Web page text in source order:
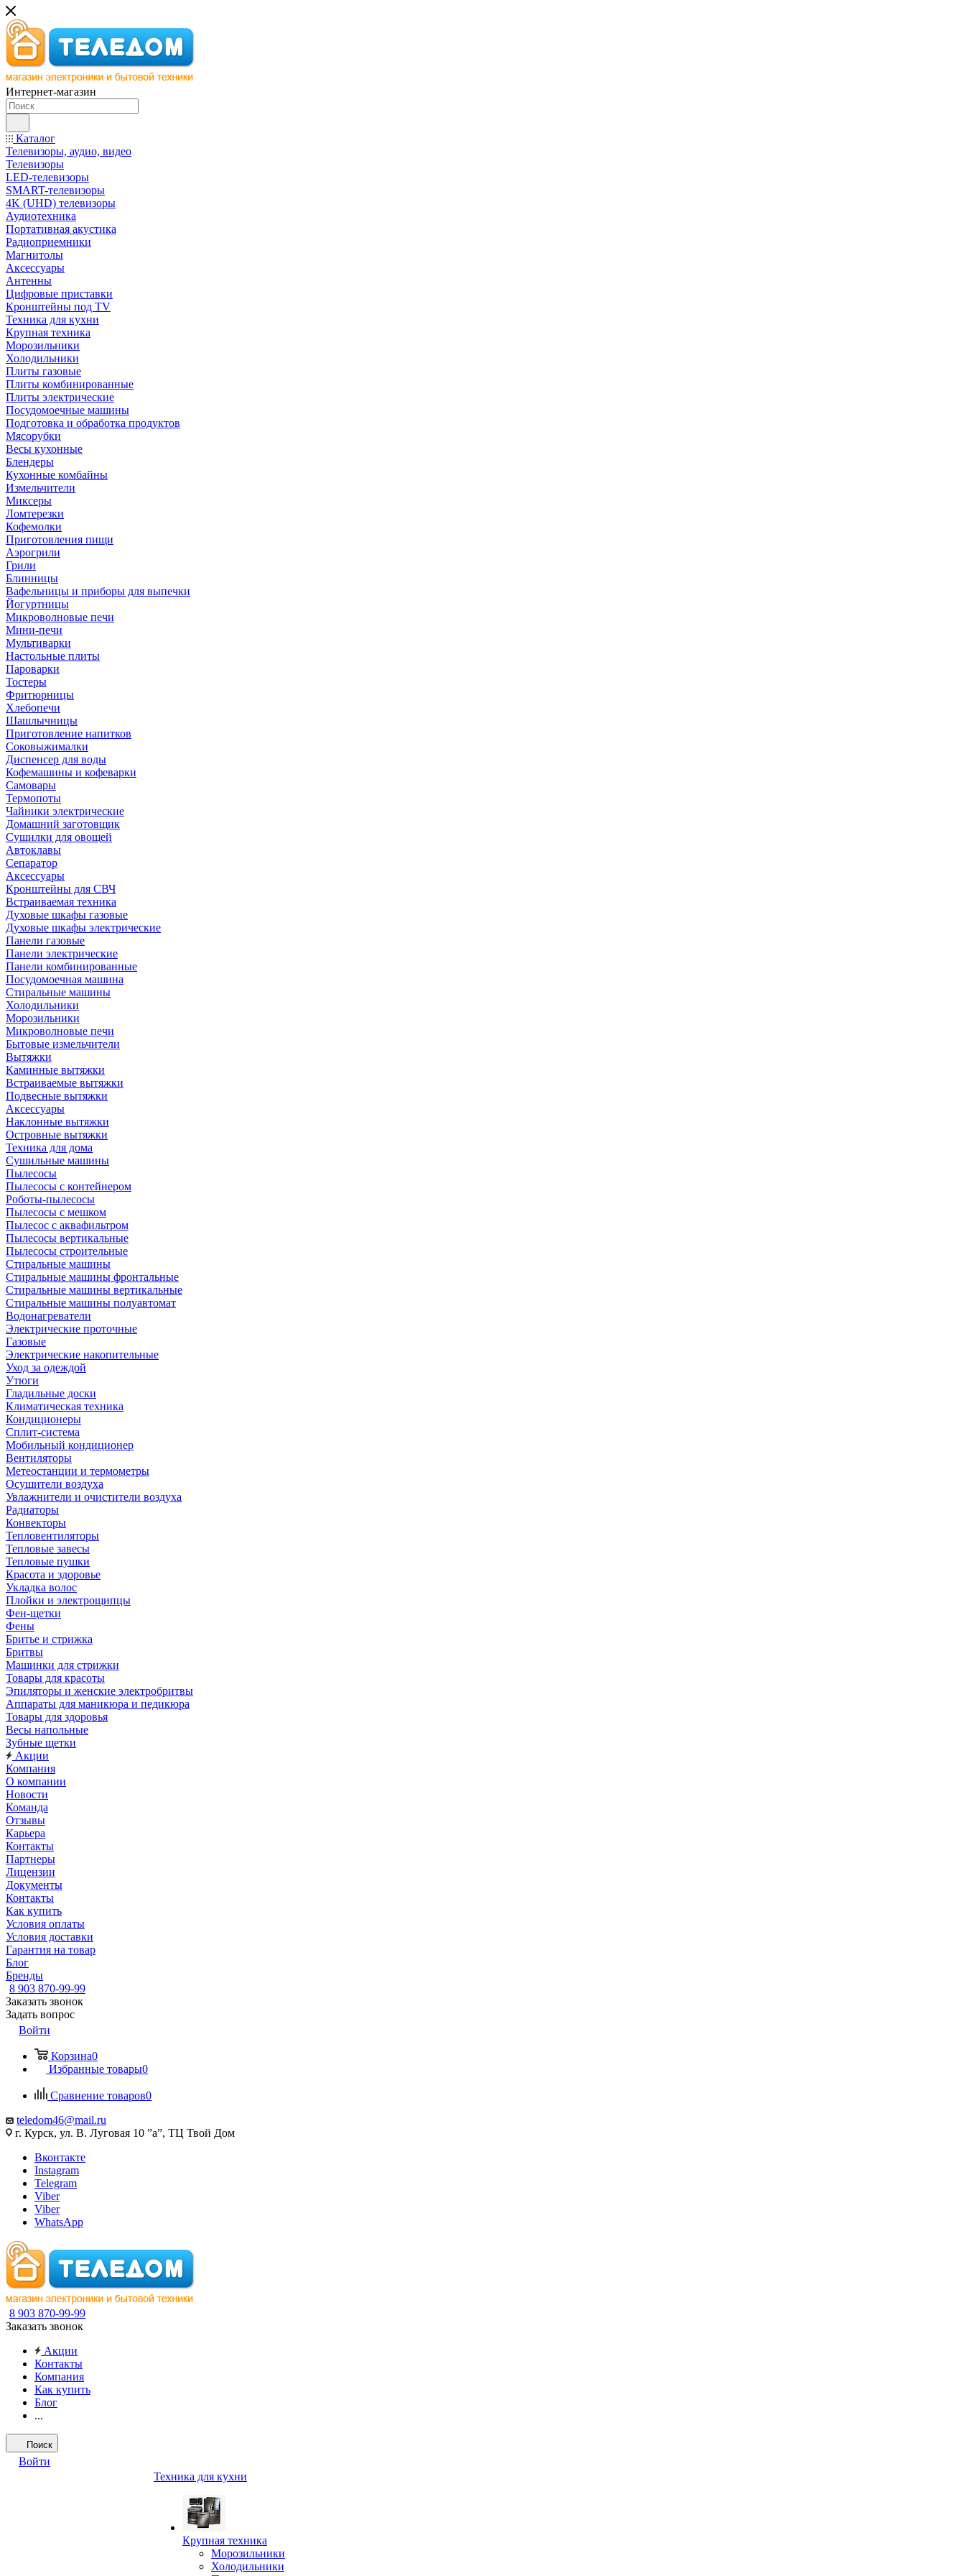
Интернет-магазин
Каталог
Телевизоры, аудио, видео
Телевизоры
LED-телевизоры
SMART-телевизоры
4K (UHD) телевизоры
Аудиотехника
Портативная акустика
Радиоприемники
Магнитолы
Аксессуары
Антенны
Цифровые приставки
Кронштейны под TV
Техника для кухни
Крупная техника
Морозильники
Холодильники
Плиты газовые
Плиты комбинированные
Плиты электрические
Посудомоечные машины
Подготовка и обработка продуктов
Мясорубки
Весы кухонные
Блендеры
Кухонные комбайны
Измельчители
Миксеры
Ломтерезки
Кофемолки
Приготовления пищи
Аэрогрили
Грили
Блинницы
Вафельницы и приборы для выпечки
Йогуртницы
Микроволновые печи
Мини-печи
Мультиварки
Настольные плиты
Пароварки
Тостеры
Фритюрницы
Хлебопечи
Шашлычницы
Приготовление напитков
Соковыжималки
Диспенсер для воды
Кофемашины и кофеварки
Самовары
Термопоты
Чайники электрические
Домашний заготовщик
Сушилки для овощей
Автоклавы
Сепаратор
Аксессуары
Кронштейны для СВЧ
Встраиваемая техника
Духовые шкафы газовые
Духовые шкафы электрические
Панели газовые
Панели электрические
Панели комбинированные
Посудомоечная машина
Стиральные машины
Холодильники
Морозильники
Микроволновые печи
Бытовые измельчители
Вытяжки
Каминные вытяжки
Встраиваемые вытяжки
Подвесные вытяжки
Аксессуары
Наклонные вытяжки
Островные вытяжки
Техника для дома
Сушильные машины
Пылесосы
Пылесосы с контейнером
Роботы-пылесосы
Пылесосы с мешком
Пылесос с аквафильтром
Пылесосы вертикальные
Пылесосы строительные
Стиральные машины
Стиральные машины фронтальные
Стиральные машины вертикальные
Стиральные машины полуавтомат
Водонагреватели
Электрические проточные
Газовые
Электрические накопительные
Уход за одеждой
Утюги
Гладильные доски
Климатическая техника
Кондиционеры
Сплит-система
Мобильный кондиционер
Вентиляторы
Метеостанции и термометры
Осушители воздуха
Увлажнители и очистители воздуха
Радиаторы
Конвекторы
Тепловентиляторы
Тепловые завесы
Тепловые пушки
Красота и здоровье
Укладка волос
Плойки и электрощипцы
Фен-щетки
Фены
Бритье и стрижка
Бритвы
Машинки для стрижки
Товары для красоты
Эпиляторы и женские электробритвы
Аппараты для маникюра и педикюра
Товары для здоровья
Весы напольные
Зубные щетки
Акции
Компания
О компании
Новости
Команда
Отзывы
Карьера
Контакты
Партнеры
Лицензии
Документы
Контакты
Как купить
Условия оплаты
Условия доставки
Гарантия на товар
Блог
Бренды
8 903 870-99-99
Заказать звонок
Задать вопрос
Войти
Корзина0
Избранные товары0
Сравнение товаров0
teledom46@mail.ru
г. Курск, ул. В. Луговая 10 ”а”, ТЦ Твой Дом
Вконтакте
Instagram
Telegram
Viber
Viber
WhatsApp
8 903 870-99-99
Заказать звонок
Акции
Контакты
Компания
Как купить
Блог
...
Поиск
Войти
Техника для кухни
Крупная техника
Морозильники
Холодильники